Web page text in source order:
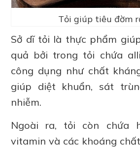
Tỏi giúp tiêu đờm
Sở dĩ tỏi là thực phẩm
quả bởi trong tỏi chứa
công dụng như chất
giúp diệt khuẩn, sát
nhiễm.
Ngoài ra, tỏi còn chứa
vitamin và các khoáng